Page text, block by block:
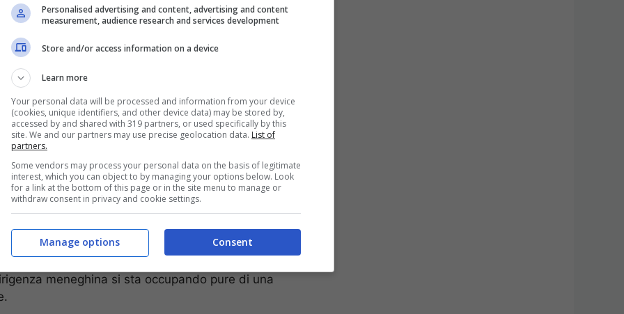
alla ricerca di ghiotte opportunità per
nome più caldo è senza dubbio quello di Mehdi
di euro. Il ‘Diavolo’, invece, non vorrebbe
è tutt’altro che in discesa.
non perdere il suo bomber a
vive alcune alternative come
meneghina si sta occupando pure di una
Personalised advertising and content, advertising and content
measurement, audience research and services development
Store and/or access information on a device
Learn more
Your personal data will be processed and information from your device
(cookies, unique identifiers, and other device data) may be stored by,
accessed by and shared with 319 partners, or used specifically by this
site. We and our partners may use precise geolocation data. List of
partners.
Some vendors may process your personal data on the basis of legitimate
interest, which you can object to by managing your options below. Look
for a link at the bottom of this page or in the site menu to manage or
withdraw consent in privacy and cookie settings.
Consent
Manage options